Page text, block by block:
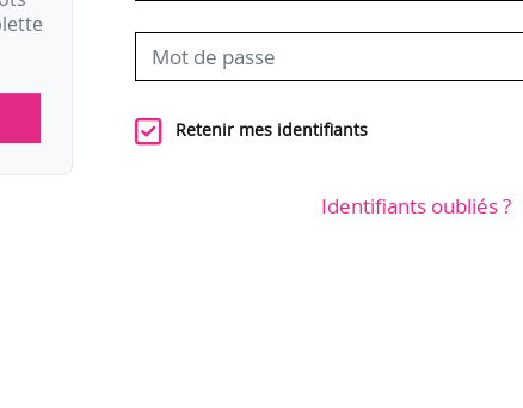
Retenir mes identifiants
Identifiants oubliés ?